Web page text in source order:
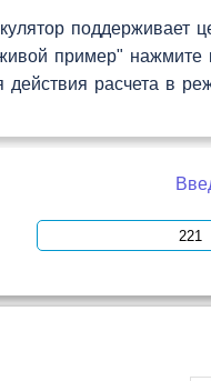
поддерживает
пример" нажмите
действия расчета в